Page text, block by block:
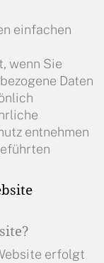
einfachen
wenn Sie
Daten
entnehmen
erfolgt